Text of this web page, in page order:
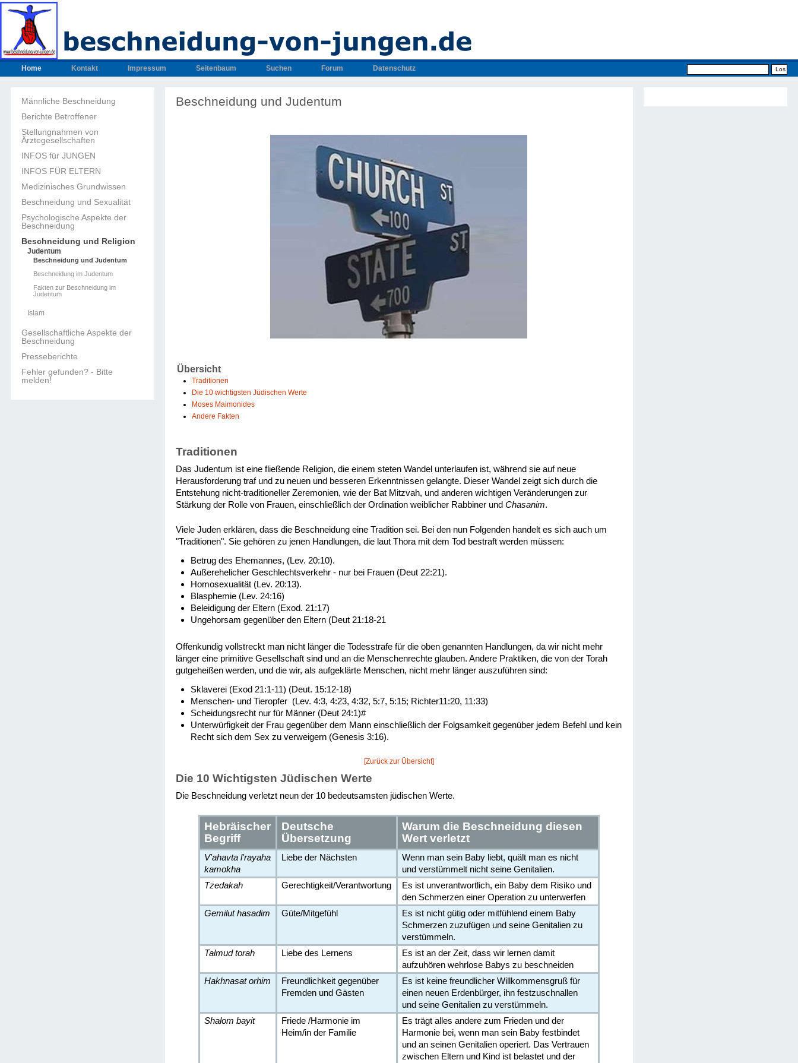
Home Kontakt Impressum Seitenbaum Suchen Forum Datenschutz
Männliche Beschneidung
Berichte Betroffener
Stellungnahmen von
Ärztegesellschaften
INFOS für JUNGEN
INFOS FÜR ELTERN
Medizinisches Grundwissen
Beschneidung und Sexualität
Psychologische Aspekte der
Beschneidung
Beschneidung und Religion
Judentum
Beschneidung und Judentum
Beschneidung im Judentum
Fakten zur Beschneidung im
Judentum
Islam
Gesellschaftliche Aspekte der
Beschneidung
Presseberichte
Fehler gefunden? - Bitte
melden!
Beschneidung und Judentum
Übersicht
Traditionen
Die 10 wichtigsten Jüdischen Werte
Moses Maimonides
Andere Fakten
Traditionen
Das Judentum ist eine fließende Religion, die einem steten Wandel unterlaufen ist, während sie auf neue
Herausforderung traf und zu neuen und besseren Erkenntnissen gelangte. Dieser Wandel zeigt sich durch die
Entstehung nicht-traditioneller Zeremonien, wie der Bat Mitzvah, und anderen wichtigen Veränderungen zur
Stärkung der Rolle von Frauen, einschließlich der Ordination weiblicher Rabbiner und Chasanim.
Viele Juden erklären, dass die Beschneidung eine Tradition sei. Bei den nun Folgenden handelt es sich auch um
"Traditionen". Sie gehören zu jenen Handlungen, die laut Thora mit dem Tod bestraft werden müssen:
Betrug des Ehemannes, (Lev. 20:10).
Außerehelicher Geschlechtsverkehr - nur bei Frauen (Deut 22:21).
Homosexualität (Lev. 20:13).
Blasphemie (Lev. 24:16)
Beleidigung der Eltern (Exod. 21:17)
Ungehorsam gegenüber den Eltern (Deut 21:18-21
Offenkundig vollstreckt man nicht länger die Todesstrafe für die oben genannten Handlungen, da wir nicht mehr
länger eine primitive Gesellschaft sind und an die Menschenrechte glauben. Andere Praktiken, die von der Torah
gutgeheißen werden, und die wir, als aufgeklärte Menschen, nicht mehr länger auszuführen sind:
Sklaverei (Exod 21:1-11) (Deut. 15:12-18)
Menschen- und Tieropfer (Lev. 4:3, 4:23, 4:32, 5:7, 5:15; Richter11:20, 11:33)
Scheidungsrecht nur für Männer (Deut 24:1)#
Unterwürfigkeit der Frau gegenüber dem Mann einschließlich der Folgsamkeit gegenüber jedem Befehl und kein
Recht sich dem Sex zu verweigern (Genesis 3:16).
[Zurück zur Übersicht]
Die 10 Wichtigsten Jüdischen Werte
Die Beschneidung verletzt neun der 10 bedeutsamsten jüdischen Werte.
Hebräischer
Begriff
Deutsche
Übersetzung
Warum die Beschneidung diesen
Wert verletzt
V'ahavta l'rayaha
kamokha
Liebe der Nächsten
Wenn man sein Baby liebt, quält man es nicht
und verstümmelt nicht seine Genitalien.
Tzedakah
Gerechtigkeit/Verantwortung
Es ist unverantwortlich, ein Baby dem Risiko und
den Schmerzen einer Operation zu unterwerfen
Gemilut hasadim
Güte/Mitgefühl
Es ist nicht gütig oder mitfühlend einem Baby
Schmerzen zuzufügen und seine Genitalien zu
verstümmeln.
Talmud torah
Liebe des Lernens
Es ist an der Zeit, dass wir lernen damit
aufzuhören wehrlose Babys zu beschneiden
Hakhnasat orhim
Freundlichkeit gegenüber
Fremden und Gästen
Es ist keine freundlicher Willkommensgruß für
einen neuen Erdenbürger, ihn festzuschnallen
und seine Genitalien zu verstümmeln.
Shalom bayit
Friede /Harmonie im
Heim/in der Familie
Es trägt alles andere zum Frieden und der
Harmonie bei, wenn man sein Baby festbindet
und an seinen Genitalien operiert. Das Vertrauen
zwischen Eltern und Kind ist belastet und der